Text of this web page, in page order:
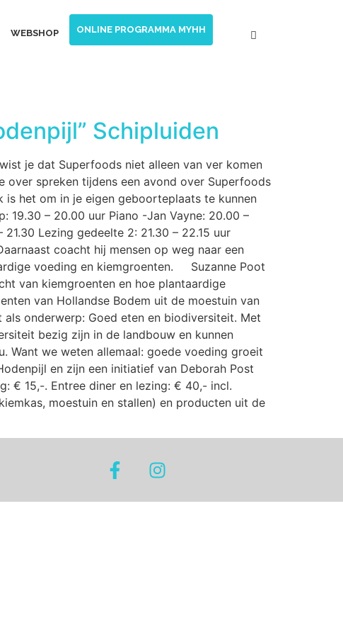
WEBSHOP ONLINE PROGRAMMA MYHH
Schipluiden
je dat Superfoods niet alleen van ver komen
over spreken tijdens een avond over Superfoods
is het om in je eigen geboorteplaats te kunnen
19.30 – 20.00 uur Piano -Jan Vayne: 20.00 –
21.30 Lezing gedeelte 2: 21.30 – 22.15 uur
coacht hij mensen op weg naar een
voeding en kiemgroenten. Suzanne Poot
van kiemgroenten en hoe plantaardige
van Hollandse Bodem uit de moestuin van
onderwerp: Goed eten en biodiversiteit. Met
bezig zijn in de landbouw en kunnen
Want we weten allemaal: goede voeding groeit
en zijn een initiatief van Deborah Post
€ 15,-. Entree diner en lezing: € 40,- incl.
moestuin en stallen) en producten uit de